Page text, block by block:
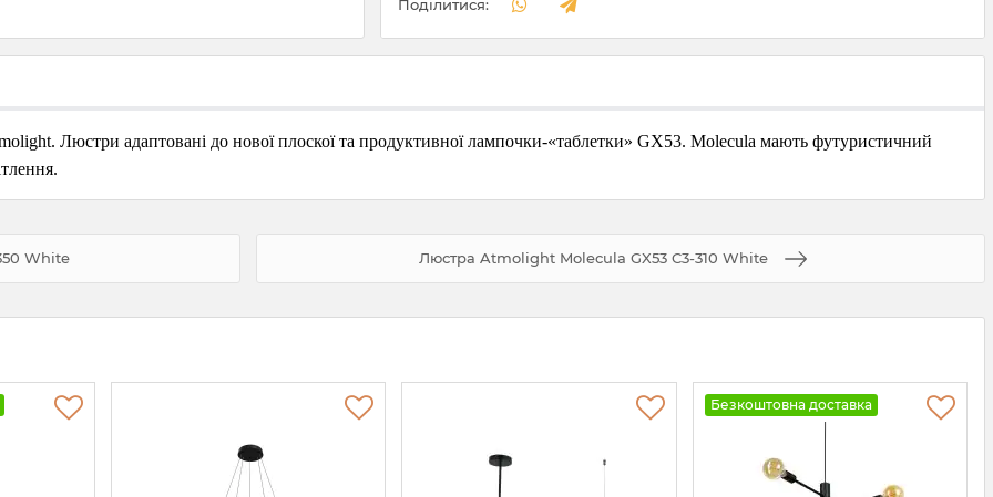
Поділитися:
Люстри адаптовані до нової плоскої та продуктивної лампочки-«таблетки» GX53. Molecula мають футуристичний
White Люстра Atmolight Molecula GX53 C3-310 White
Безкоштовна доставка